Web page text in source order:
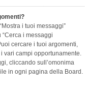
i tuoi messaggi”
i messaggi
cercare i tuoi argomenti,
vari campi opportunamente.
cliccando sull’omonima
in ogni pagina della Board.